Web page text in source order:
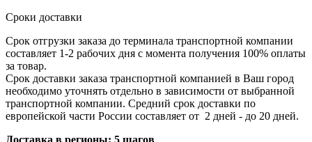
Сроки доставки
Срок отгрузки заказа до терминала транспортной компании
составляет 1-2 рабочих дня с момента получения 100% оплаты
за товар.
Срок доставки заказа транспортной компанией в Ваш город
необходимо уточнять отдельно в зависимости от выбранной
транспортной компании. Средний срок доставки по
европейской части России составляет от 2 дней - до 20 дней.
Доставка в регионы: 5 шагов